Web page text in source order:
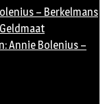
– Berkelmans
Annie Bolenius –